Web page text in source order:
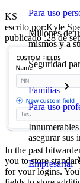
Para uso
Millones de
mismos y a
Seguridad
Familias
Para uso
asegurar sus
Empresarial
KS
escrito por:Kyle
publicado:28 de
In the past
you to store
for your logins.